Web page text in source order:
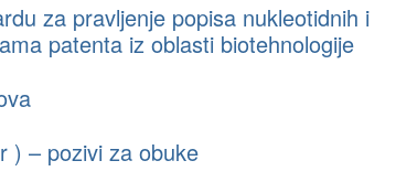
za pravljenje popisa nukleotidnih i
patenta iz oblasti biotehnologije
) – pozivi za obuke